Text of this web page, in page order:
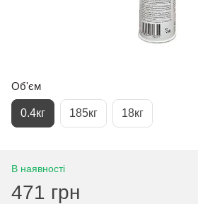
Об'єм
0.4кг 185кг 18кг
В наявності
471 грн